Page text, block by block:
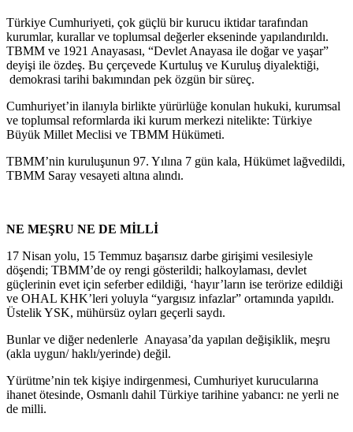
Türkiye Cumhuriyeti, çok güçlü bir kurucu iktidar tarafından
kurumlar, kurallar ve toplumsal değerler ekseninde yapılandırıldı.
TBMM ve 1921 Anayasası, “Devlet Anayasa ile doğar ve yaşar”
deyişi ile özdeş. Bu çerçevede Kurtuluş ve Kuruluş diyalektiği,
demokrasi tarihi bakımından pek özgün bir süreç.
Cumhuriyet’in ilanıyla birlikte yürürlüğe konulan hukuki, kurumsal
ve toplumsal reformlarda iki kurum merkezi nitelikte: Türkiye
Büyük Millet Meclisi ve TBMM Hükümeti.
TBMM’nin kuruluşunun 97. Yılına 7 gün kala, Hükümet lağvedildi,
TBMM Saray vesayeti altına alındı.
NE MEŞRU NE DE MİLLİ
17 Nisan yolu, 15 Temmuz başarısız darbe girişimi vesilesiyle
döşendi; TBMM’de oy rengi gösterildi; halkoylaması, devlet
güçlerinin evet için seferber edildiği, ‘hayır’ların ise terörize edildiği
ve OHAL KHK’leri yoluyla “yargısız infazlar” ortamında yapıldı.
Üstelik YSK, mühürsüz oyları geçerli saydı.
Bunlar ve diğer nedenlerle Anayasa’da yapılan değişiklik, meşru
(akla uygun/ haklı/yerinde) değil.
Yürütme’nin tek kişiye indirgenmesi, Cumhuriyet kurucularına
ihanet ötesinde, Osmanlı dahil Türkiye tarihine yabancı: ne yerli ne
de milli.